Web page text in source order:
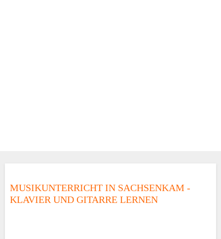
MUSIKUNTERRICHT IN SACHSENKAM -
KLAVIER UND GITARRE LERNEN